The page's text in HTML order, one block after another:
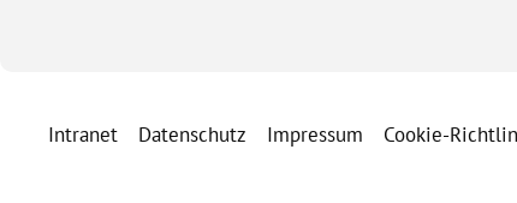
Intranet Datenschutz Impressum Cookie-